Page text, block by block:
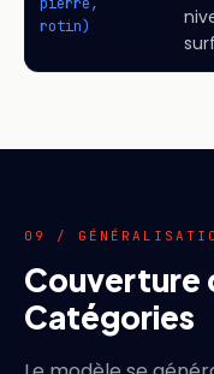
rotin)
09 /
Couverture
Catégories